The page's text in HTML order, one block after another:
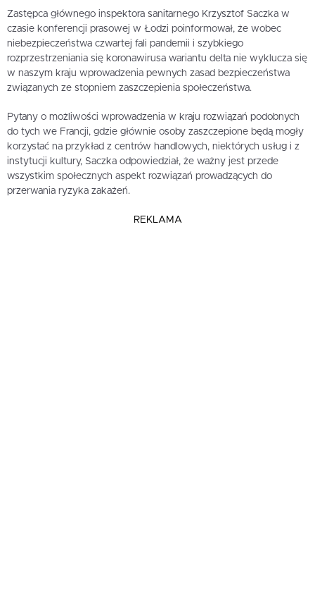
Zastępca głównego inspektora sanitarnego Krzysztof Saczka w
czasie konferencji prasowej w Łodzi poinformował, że wobec
niebezpieczeństwa czwartej fali pandemii i szybkiego
rozprzestrzeniania się koronawirusa wariantu delta nie wyklucza się
w naszym kraju wprowadzenia pewnych zasad bezpieczeństwa
związanych ze stopniem zaszczepienia społeczeństwa.
Pytany o możliwości wprowadzenia w kraju rozwiązań podobnych
do tych we Francji, gdzie głównie osoby zaszczepione będą mogły
korzystać na przykład z centrów handlowych, niektórych usług i z
instytucji kultury, Saczka odpowiedział, że ważny jest przede
wszystkim społecznych aspekt rozwiązań prowadzących do
przerwania ryzyka zakażeń.
REKLAMA